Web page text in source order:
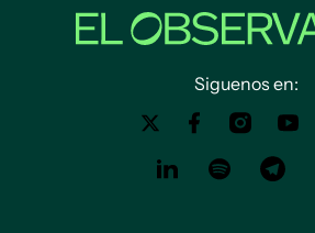
Siguenos en: